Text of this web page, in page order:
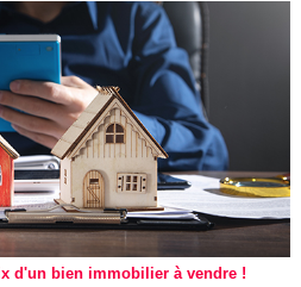
d'un bien immobilier à vendre !